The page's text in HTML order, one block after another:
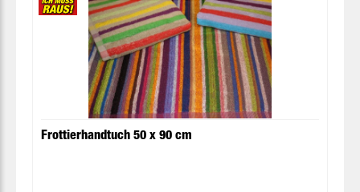
Frottierhandtuch 50 x 90 cm